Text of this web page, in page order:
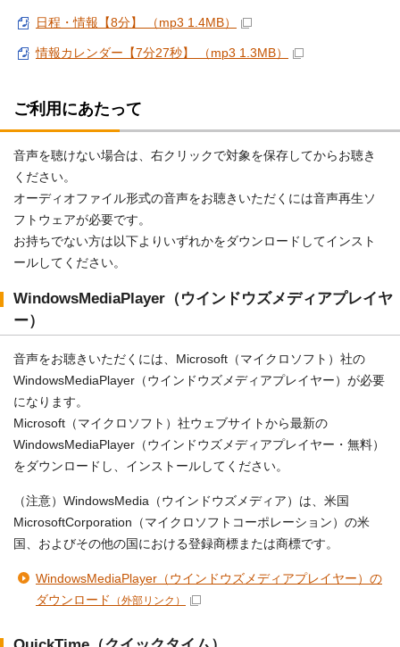
日程・情報【8分】 （mp3 1.4MB）
情報カレンダー【7分27秒】 （mp3 1.3MB）
ご利用にあたって
音声を聴けない場合は、右クリックで対象を保存してからお聴き
ください。
オーディオファイル形式の音声をお聴きいただくには音声再生ソ
フトウェアが必要です。
お持ちでない方は以下よりいずれかをダウンロードしてインスト
ールしてください。
WindowsMediaPlayer（ウインドウズメディアプレイヤ
ー）
音声をお聴きいただくには、Microsoft（マイクロソフト）社の
WindowsMediaPlayer（ウインドウズメディアプレイヤー）が必要
になります。
Microsoft（マイクロソフト）社ウェブサイトから最新の
WindowsMediaPlayer（ウインドウズメディアプレイヤー・無料）
をダウンロードし、インストールしてください。
（注意）WindowsMedia（ウインドウズメディア）は、米国
MicrosoftCorporation（マイクロソフトコーポレーション）の米
国、およびその他の国における登録商標または商標です。
WindowsMediaPlayer（ウインドウズメディアプレイヤー）の
ダウンロード
（外部リンク）